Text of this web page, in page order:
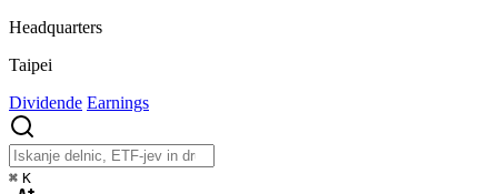
Headquarters
Taipei
Dividende Earnings
⌘ K